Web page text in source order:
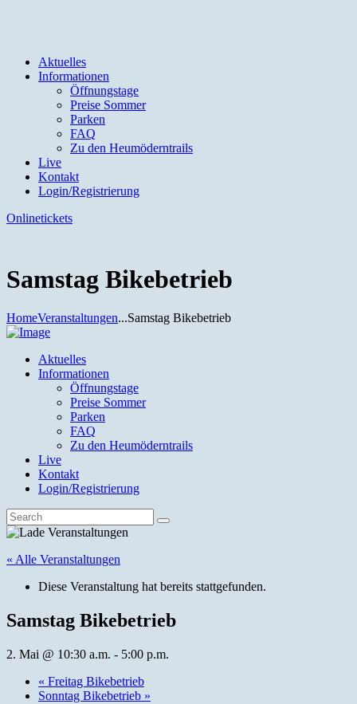
Aktuelles
Informationen
Öffnungstage
Preise Sommer
Parken
FAQ
Zu den Heumöderntrails
Live
Kontakt
Login/Registrierung
Onlinetickets
Samstag Bikebetrieb
HomeVeranstaltungen...Samstag Bikebetrieb
Aktuelles
Informationen
Öffnungstage
Preise Sommer
Parken
FAQ
Zu den Heumöderntrails
Live
Kontakt
Login/Registrierung
« Alle Veranstaltungen
Diese Veranstaltung hat bereits stattgefunden.
Samstag Bikebetrieb
2. Mai @ 10:30 a.m. - 5:00 p.m.
« Freitag Bikebetrieb
Sonntag Bikebetrieb »